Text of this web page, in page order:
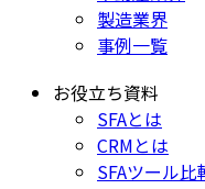
製造業界
事例一覧
お役立ち資料
SFAとは
CRMとは
SFAツール